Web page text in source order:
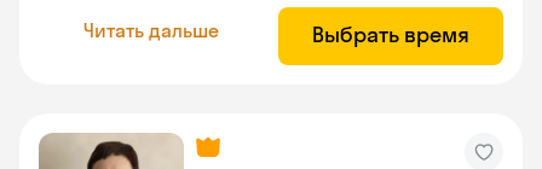
Читать дальше Выбрать время